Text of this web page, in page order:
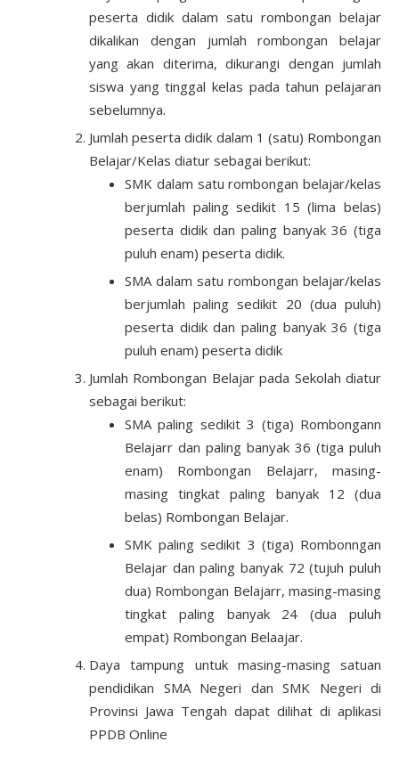
peserta didik dalam satu rombongan belajar
dikalikan dengan jumlah rombongan belajar
yang akan diterima, dikurangi dengan jumlah
siswa yang tinggal kelas pada tahun pelajaran
sebelumnya.
Jumlah peserta didik dalam 1 (satu) Rombongan
Belajar/Kelas diatur sebagai berikut:
SMK dalam satu rombongan belajar/kelas
berjumlah paling sedikit 15 (lima belas)
peserta didik dan paling banyak 36 (tiga
puluh enam) peserta didik.
SMA dalam satu rombongan belajar/kelas
berjumlah paling sedikit 20 (dua puluh)
peserta didik dan paling banyak 36 (tiga
puluh enam) peserta didik
Jumlah Rombongan Belajar pada Sekolah diatur
sebagai berikut:
SMA paling sedikit 3 (tiga) Rombongann
Belajarr dan paling banyak 36 (tiga puluh
enam) Rombongan Belajarr, masing-
masing tingkat paling banyak 12 (dua
belas) Rombongan Belajar.
SMK paling sedikit 3 (tiga) Rombonngan
Belajar dan paling banyak 72 (tujuh puluh
dua) Rombongan Belajarr, masing-masing
tingkat paling banyak 24 (dua puluh
empat) Rombongan Belaajar.
Daya tampung untuk masing-masing satuan
pendidikan SMA Negeri dan SMK Negeri di
Provinsi Jawa Tengah dapat dilihat di aplikasi
PPDB Online